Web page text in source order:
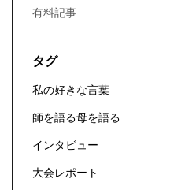
有料記事
タグ
私の好きな言葉
師を語る母を語る
インタビュー
大会レポート